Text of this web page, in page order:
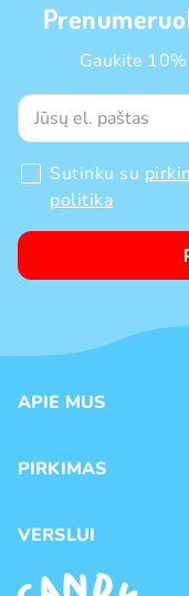
Gaukite
Sutinku su
politika
APIE MUS
Kontaktai
Naujienos
PIRKIMAS
Pristatymas
Prekių
VERSLUI
Franšizė